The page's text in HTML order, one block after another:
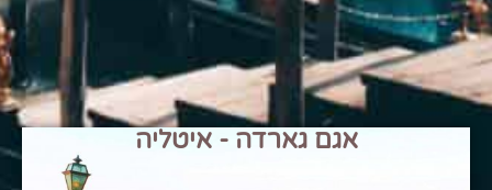
אגם גארדה - איטליה